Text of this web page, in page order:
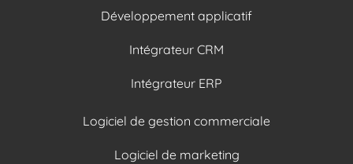
Développement applicatif
Intégrateur CRM
Intégrateur ERP
Logiciel de gestion commerciale
Logiciel de marketing